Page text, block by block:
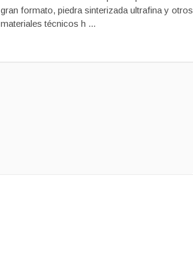
gran formato, piedra sinterizada ultrafina y otros
materiales técnicos h ...